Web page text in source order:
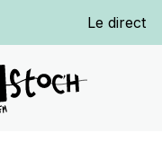
Le direct